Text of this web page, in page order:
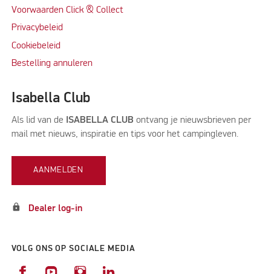
Voorwaarden Click & Collect
Privacybeleid
Cookiebeleid
Bestelling annuleren
Isabella Club
Als lid van de ISABELLA CLUB ontvang je nieuwsbrieven per
mail met nieuws, inspiratie en tips voor het campingleven.
AANMELDEN
lock Dealer log-in
VOLG ONS OP SOCIALE MEDIA